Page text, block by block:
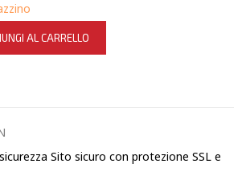
AL CARRELLO
Sito sicuro con protezione SSL e